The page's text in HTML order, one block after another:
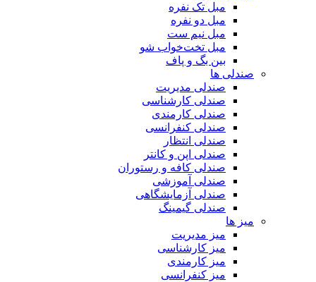
مبل تک نفره
مبل دو نفره
مبل نیم ست
مبل تخت‌خواب شو
بین بگ و پاف
صندلی ها
صندلی مدیریت
صندلی کارشناسی
صندلی کارمندی
صندلی کنفرانسی
صندلی انتظار
صندلی اپن و کانتر
صندلی کافه و رستوران
صندلی آموزشی
صندلی آزمایشگاهی
صندلی گیمینگ
میز ها
میز مدیریت
میز کارشناسی
میز کارمندی
میز کنفرانسی